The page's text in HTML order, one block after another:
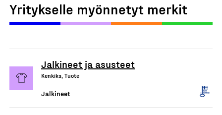
Yritykselle myönnetyt merkit
Jalkineet ja asusteet
Kenkiks, Tuote
Jalkineet